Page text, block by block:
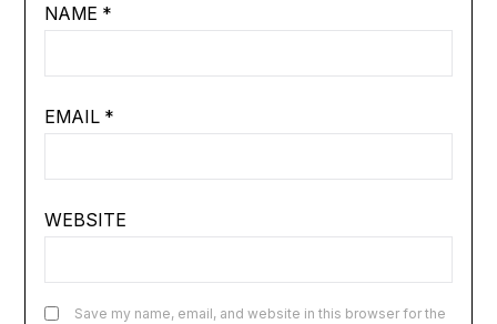
NAME *
EMAIL *
WEBSITE
Save my name, email, and website in this browser for the